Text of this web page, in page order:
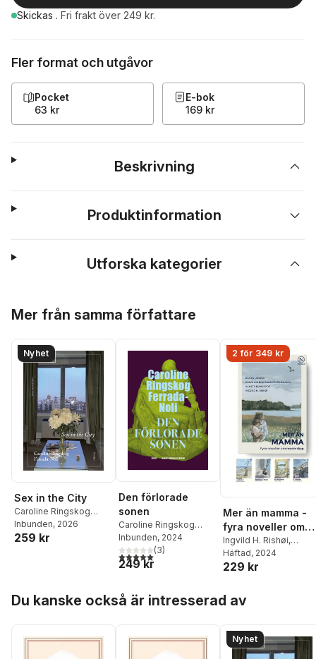
Skickas . Fri frakt över 249 kr.
Fler format och utgåvor
Pocket
63 kr
E-bok
169 kr
Beskrivning
Produktinformation
Utforska kategorier
Mer från samma författare
Nyhet
Sex in the City
Caroline Ringskog
Ferrada-Noli
Inbunden, 2026
259 kr
Den förlorade
sonen
Caroline Ringskog
Ferrada-Noli
Inbunden, 2024
5,0utav 5 stjärnor. Totalt antal röster:
(3)
249 kr
2 för 349 kr
Mer än mamma -
fyra noveller om
moderskap
Ingvild H. Rishøi,
Agneta Klingspor
Agnes Lidbeck
Häftad, 2024
229 kr
Du kanske också är intresserad av
Nyhet